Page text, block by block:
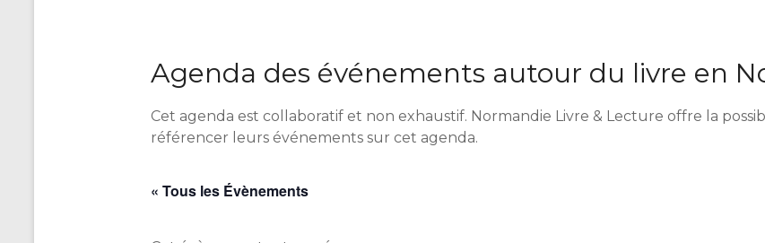
Agenda des événements autour du livre en
Cet agenda est collaboratif et non exhaustif. Normandie Livre & Lecture offre la
référencer leurs événements sur cet agenda.
« Tous les Évènements